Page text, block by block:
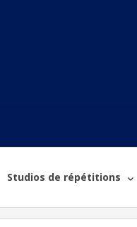
Studios de répétitions